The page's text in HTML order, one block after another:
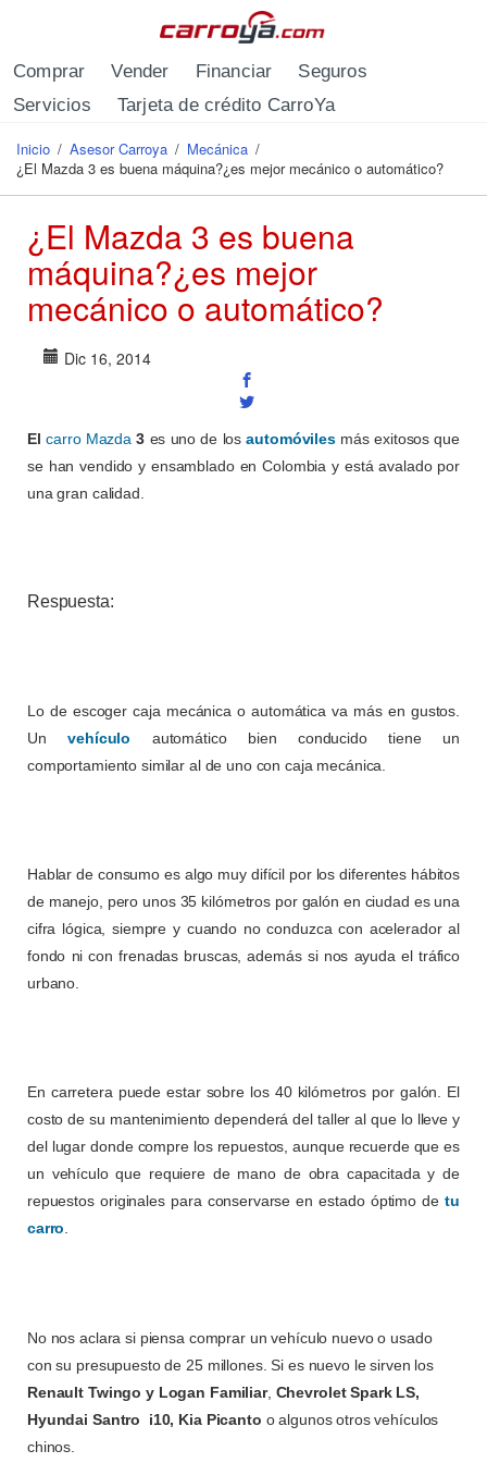
Comprar Vender Financiar
Seguros
Servicios
Tarjeta de crédito CarroYa
Se encuentra usted aquí
Inicio / Asesor Carroya / Mecánica /
¿El Mazda 3 es buena máquina?¿es mejor mecánico o automático?
¿El Mazda 3 es buena
máquina?¿es mejor
mecánico o automático?
Dic 16, 2014
Elcarro Mazda 3 es uno de losautomóvilesmás exitosos que
se han vendido y ensamblado en Colombia y está avalado por
una gran calidad.
Respuesta:
Lo de escoger caja mecánica o automática va más en gustos.
Unvehículo automático bien conducido tiene un
comportamiento similar al de uno con caja mecánica.
Hablar de consumo es algo muy difícil por los diferentes hábitos
de manejo, pero unos 35 kilómetros por galón en ciudad es una
cifra lógica, siempre y cuando no conduzca con acelerador al
fondo ni con frenadas bruscas, además si nos ayuda el tráfico
urbano.
En carretera puede estar sobre los 40 kilómetros por galón. El
costo de su mantenimiento dependerá del taller al que lo lleve y
del lugar donde compre los repuestos, aunque recuerde que es
un vehículo que requiere de mano de obra capacitada y de
repuestos originales para conservarse en estado óptimo detu
carro
No nos aclara si piensa comprar un vehículo nuevo o usado
con su presupuesto de 25 millones. Si es nuevo le sirven los
Renault Twingo y Logan Familiar, Chevrolet Spark LS,
Hyundai Santro i10, Kia Picanto o algunos otros vehículos
chinos.